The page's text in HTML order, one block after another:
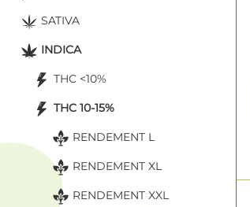
SATIVA
INDICA
THC <10%
THC 10-15%
RENDEMENT L
RENDEMENT XL
RENDEMENT XXL